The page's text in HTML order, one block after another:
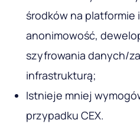
środków na platformie
anonimowość,
szyfrowania danych/
infrastrukturą;
Istnieje mniej
przypadku CEX.